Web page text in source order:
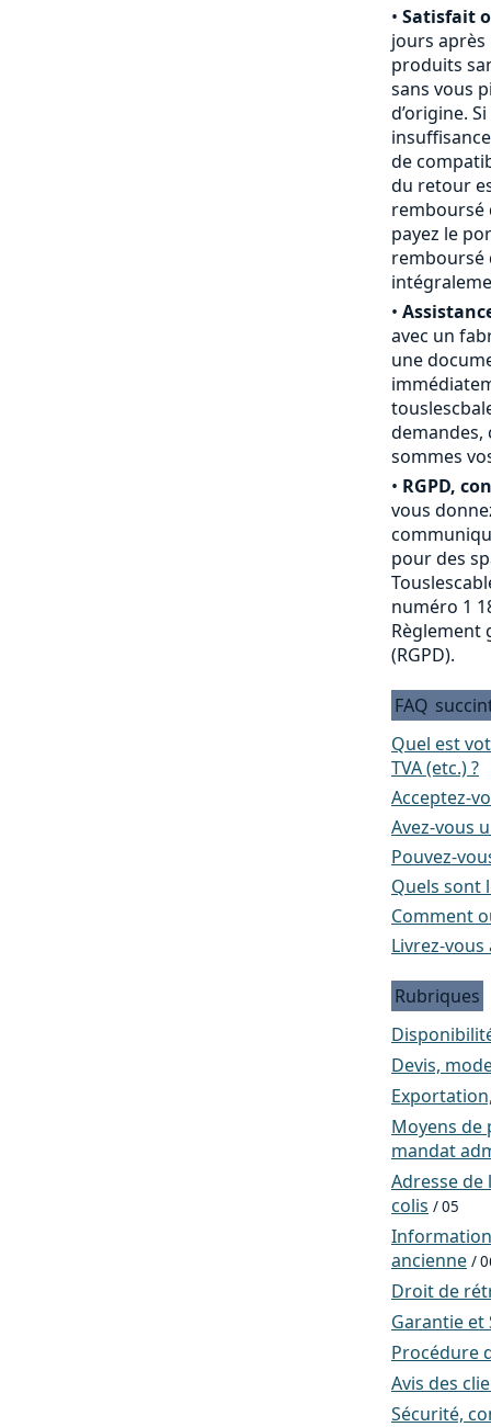
• Satisfait
jours
produits
sans vous
d’origine.
de
du retour
remboursé
payez le
remboursé
•
avec un
une
demandes,
sommes
• RGPD,
vous
pour des
numéro 1
Règlement
(RGPD).
FAQ
Quel est
TVA (etc.) ?
Acceptez-
Avez-vous
Pouvez-
Quels sont
Comment
Livrez-vous
Rubriques
Devis,
Moyens de
mandat
Adresse
colis / 05
ancienne /
Droit de
Garantie et
Procédure
Avis des
Sécurité,